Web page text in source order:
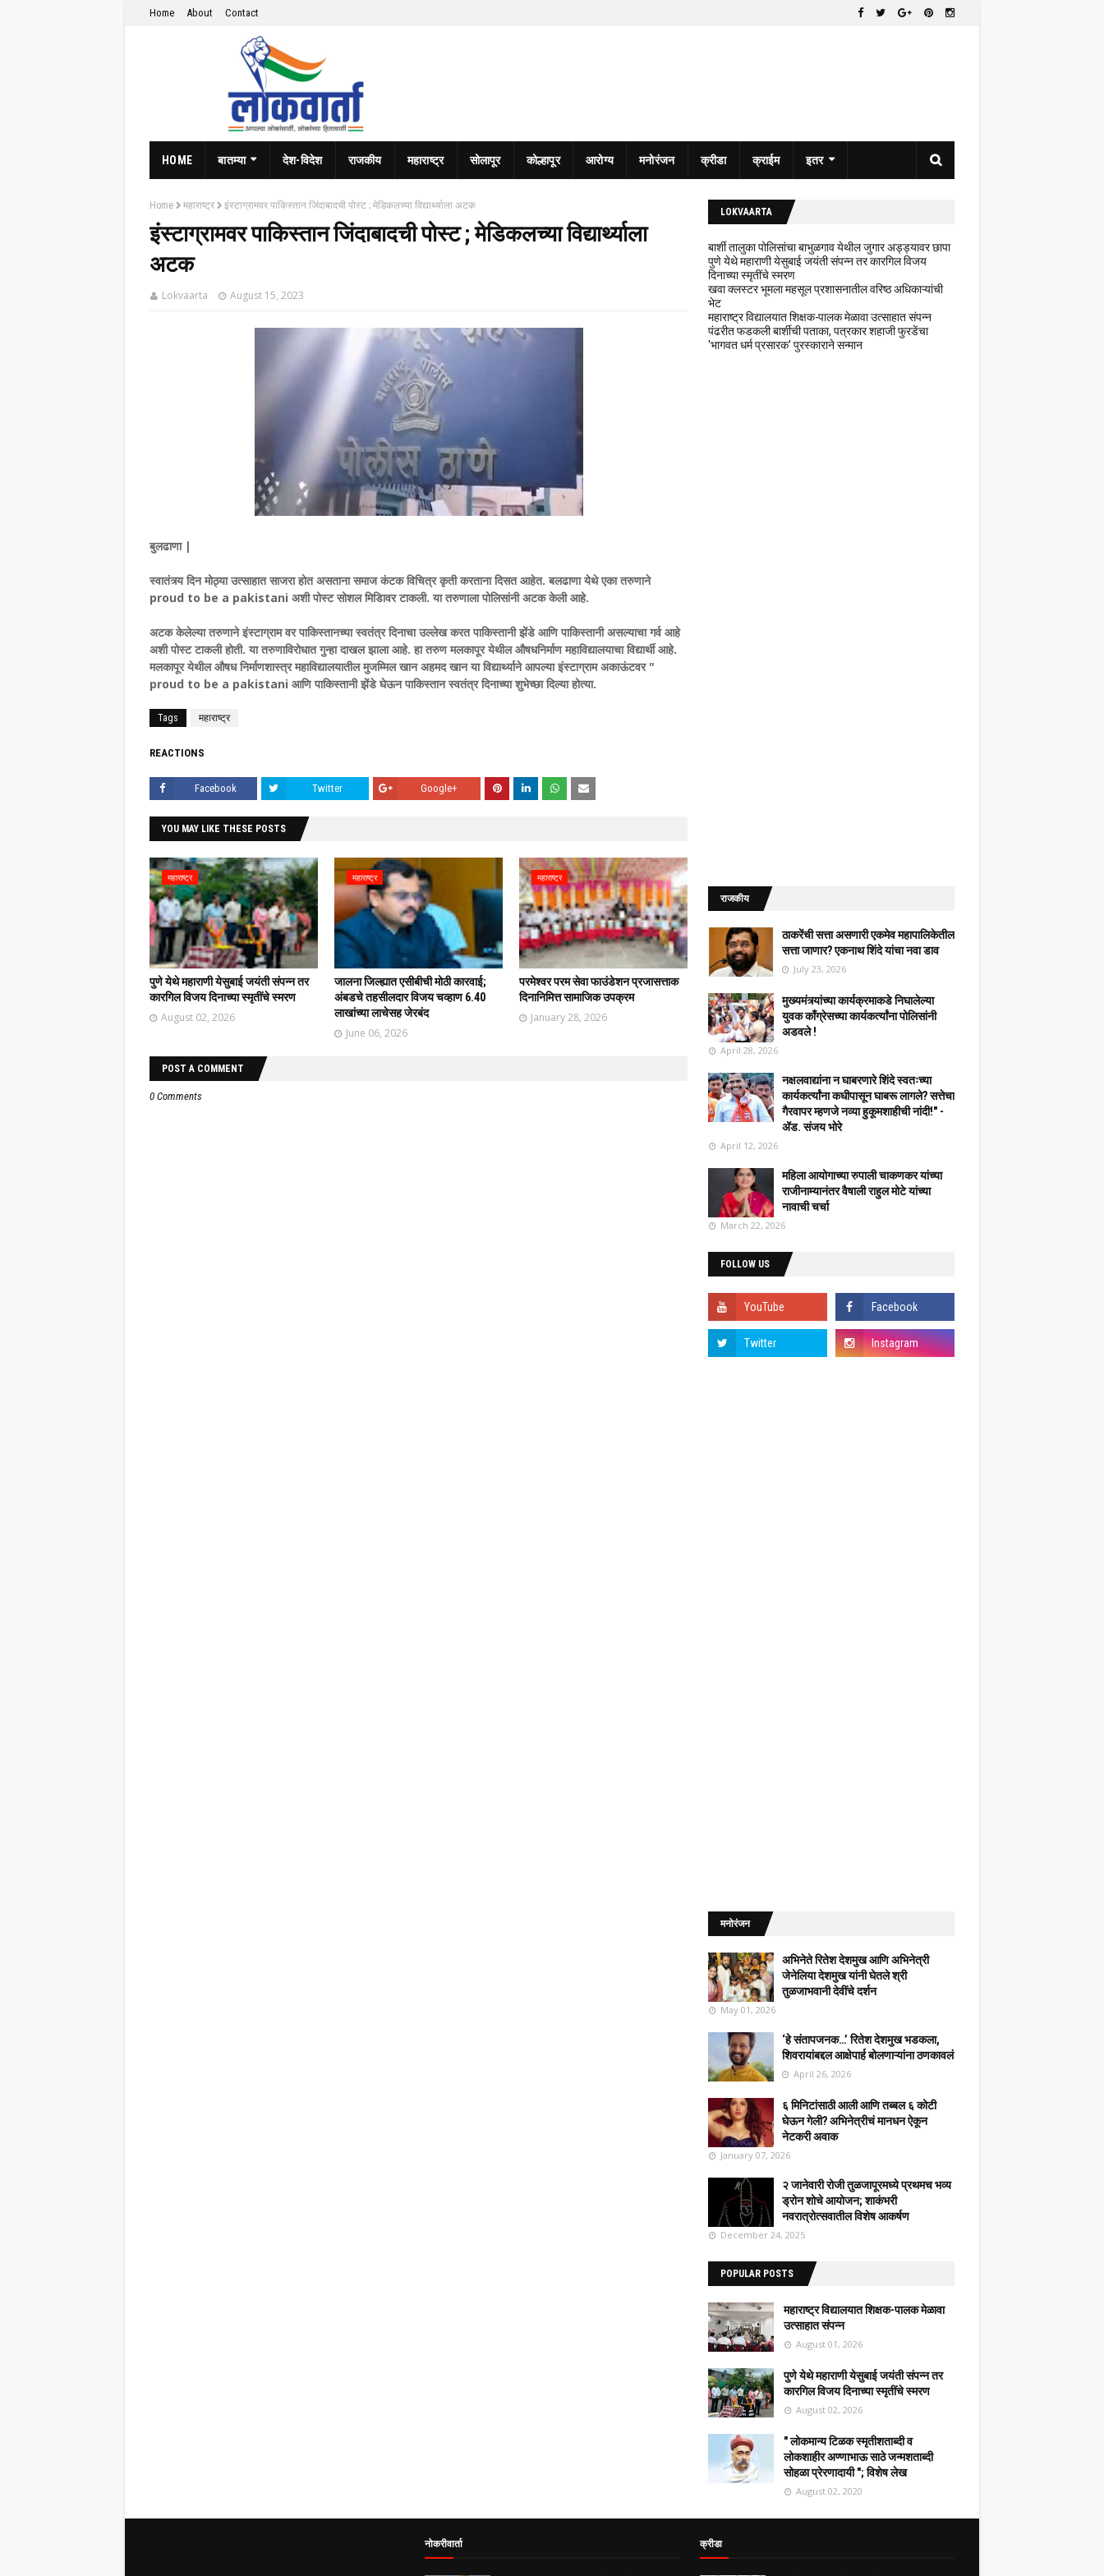
Home About Contact
HOME बातम्या देश-विदेश राजकीय महाराष्ट्र सोलापूर कोल्हापूर आरोग्य मनोरंजन क्रीडा क्राईम इतर
Home महाराष्ट्र इंस्टाग्रामवर पाकिस्तान जिंदाबादची पोस्ट ; मेडिकलच्या विद्यार्थ्याला अटक
इंस्टाग्रामवर पाकिस्तान जिंदाबादची पोस्ट ; मेडिकलच्या विद्यार्थ्याला
अटक
Lokvaarta August 15, 2023
बुलढाणा |
स्वातंत्र्य दिन मोठ्या उत्साहात साजरा होत असताना समाज कंटक विचित्र कृती करताना दिसत आहेत. बलढाणा येथे एका तरुणाने
proud to be a pakistani अशी पोस्ट सोशल मिडिावर टाकली. या तरुणाला पोलिसांनी अटक केली आहे.
अटक केलेल्या तरुणाने इंस्टाग्राम वर पाकिस्तानच्या स्वतंत्र दिनाचा उल्लेख करत पाकिस्तानी झेंडे आणि पाकिस्तानी असल्याचा गर्व आहे
अशी पोस्ट टाकली होती. या तरुणाविरोधात गुन्हा दाखल झाला आहे. हा तरुण मलकापूर येथील औषधनिर्माण महाविद्यालयाचा विद्यार्थी आहे.
मलकापूर येथील औषध निर्माणशास्त्र महाविद्यालयातील मुजम्मिल खान अहमद खान या विद्यार्थ्याने आपल्या इंस्टाग्राम अकाऊंटवर "
proud to be a pakistani आणि पाकिस्तानी झेंडे घेऊन पाकिस्तान स्वतंत्र दिनाच्या शुभेच्छा दिल्या होत्या.
Tags महाराष्ट्र
REACTIONS
Facebook Twitter Google+
YOU MAY LIKE THESE POSTS
महाराष्ट्र
पुणे येथे महाराणी येसुबाई जयंती संपन्न तर
कारगिल विजय दिनाच्या स्मृतींचे स्मरण
August 02, 2026
महाराष्ट्र
जालना जिल्ह्यात एसीबीची मोठी कारवाई;
अंबडचे तहसीलदार विजय चव्हाण 6.40
लाखांच्या लाचेसह जेरबंद
June 06, 2026
महाराष्ट्र
परमेश्वर परम सेवा फाउंडेशन प्रजासत्ताक
दिनानिमित्त सामाजिक उपक्रम
January 28, 2026
POST A COMMENT
0 Comments
LOKVAARTA
बार्शी तालुका पोलिसांचा बाभुळगाव येथील जुगार अड्ड्यावर छापा
पुणे येथे महाराणी येसुबाई जयंती संपन्न तर कारगिल विजय
दिनाच्या स्मृतींचे स्मरण
खवा क्लस्टर भूमला महसूल प्रशासनातील वरिष्ठ अधिकाऱ्यांची
भेट
महाराष्ट्र विद्यालयात शिक्षक-पालक मेळावा उत्साहात संपन्न
पंढरीत फडकली बार्शीची पताका, पत्रकार शहाजी फुरडेंचा
'भागवत धर्म प्रसारक' पुरस्काराने सन्मान
राजकीय
ठाकरेंची सत्ता असणारी एकमेव महापालिकेतील
सत्ता जाणार? एकनाथ शिंदे यांचा नवा डाव
July 23, 2026
मुख्यमंत्र्यांच्या कार्यक्रमाकडे निघालेल्या
युवक काँग्रेसच्या कार्यकर्त्यांना पोलिसांनी
अडवले !
April 28, 2026
नक्षलवाद्यांना न घाबरणारे शिंदे स्वतःच्या
कार्यकर्त्यांना कधीपासून घाबरू लागले? सत्तेचा
गैरवापर म्हणजे नव्या हुकूमशाहीची नांदी!" -
ॲड. संजय भोरे
April 12, 2026
महिला आयोगाच्या रुपाली चाकणकर यांच्या
राजीनाम्यानंतर वैषाली राहुल मोटे यांच्या
नावाची चर्चा
March 22, 2026
FOLLOW US
मनोरंजन
अभिनेते रितेश देशमुख आणि अभिनेत्री
जेनेलिया देशमुख यांनी घेतले श्री
तुळजाभवानी देवींचे दर्शन
May 01, 2026
‘हे संतापजनक…’ रितेश देशमुख भडकला,
शिवरायांबद्दल आक्षेपार्ह बोलणाऱ्यांना ठणकावलं
April 26, 2026
६ मिनिटांसाठी आली आणि तब्बल ६ कोटी
घेऊन गेली? अभिनेत्रीचं मानधन ऐकून
नेटकरी अवाक
January 07, 2026
२ जानेवारी रोजी तुळजापूरमध्ये प्रथमच भव्य
ड्रोन शोचे आयोजन; शाकंभरी
नवरात्रोत्सवातील विशेष आकर्षण
December 24, 2025
POPULAR POSTS
महाराष्ट्र विद्यालयात शिक्षक-पालक मेळावा
उत्साहात संपन्न
August 01, 2026
पुणे येथे महाराणी येसुबाई जयंती संपन्न तर
कारगिल विजय दिनाच्या स्मृतींचे स्मरण
August 02, 2026
" लोकमान्य टिळक स्मृतीशताब्दी व
लोकशाहीर अण्णाभाऊ साठे जन्मशताब्दी
सोहळा प्रेरणादायी "; विशेष लेख
August 02, 2020
नोकरीवार्ता क्रीडा